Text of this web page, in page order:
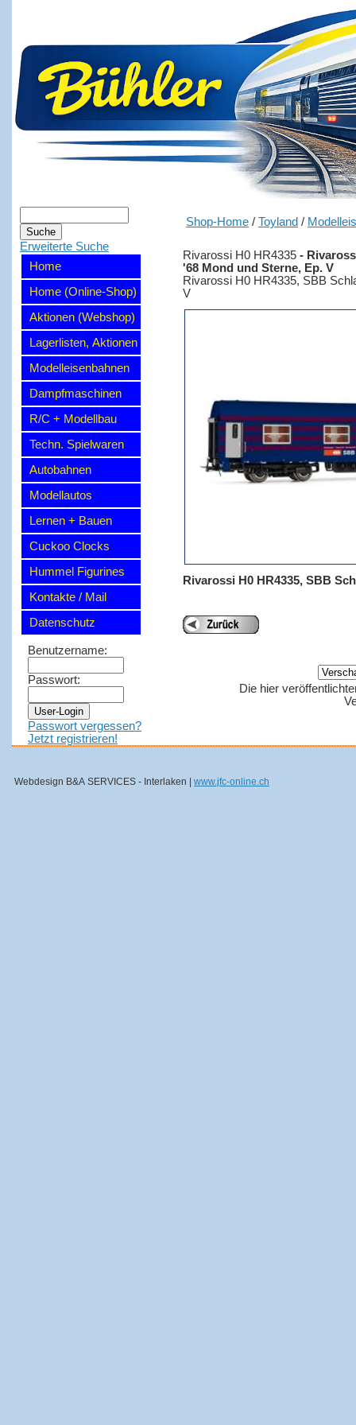
Erweiterte Suche
Home
Home (Online-Shop)
Aktionen (Webshop)
Lagerlisten, Aktionen
Modelleisenbahnen
Dampfmaschinen
R/C + Modellbau
Techn. Spielwaren
Autobahnen
Modellautos
Lernen + Bauen
Cuckoo Clocks
Hummel Figurines
Kontakte / Mail
Datenschutz
Benutzername:
Passwort:
Passwort vergessen?
Jetzt registrieren!
Shop-Home / Toyland /
Rivarossi H0 HR4335 -
'68 Mond und Sterne, Ep. V
Rivarossi H0 HR4335, SBB
V
Rivarossi H0 HR4335, SBB
Die hier
Webdesign B&A SERVICES - Interlaken | www.jfc-online.ch